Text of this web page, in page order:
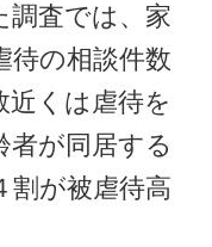
調査では、家
待の相談件数
近くは虐待を
者が同居する
割が被虐待高